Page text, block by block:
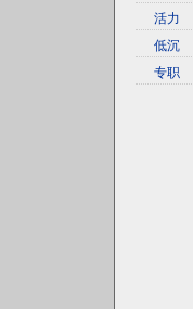
活力
低沉
专职